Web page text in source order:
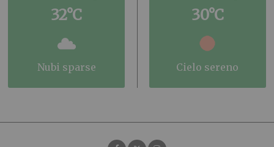
32°C
nubi sparse
30°C
cielo sereno